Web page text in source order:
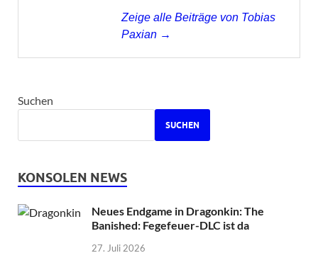
Zeige alle Beiträge von Tobias
Paxian →
Suchen
SUCHEN
KONSOLEN NEWS
Neues Endgame in Dragonkin: The
Banished: Fegefeuer-DLC ist da
27. Juli 2026